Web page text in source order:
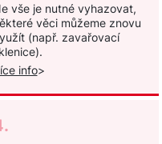
vše je nutné vyhazovat,
věci můžeme znovu
(např. zavařovací
info>